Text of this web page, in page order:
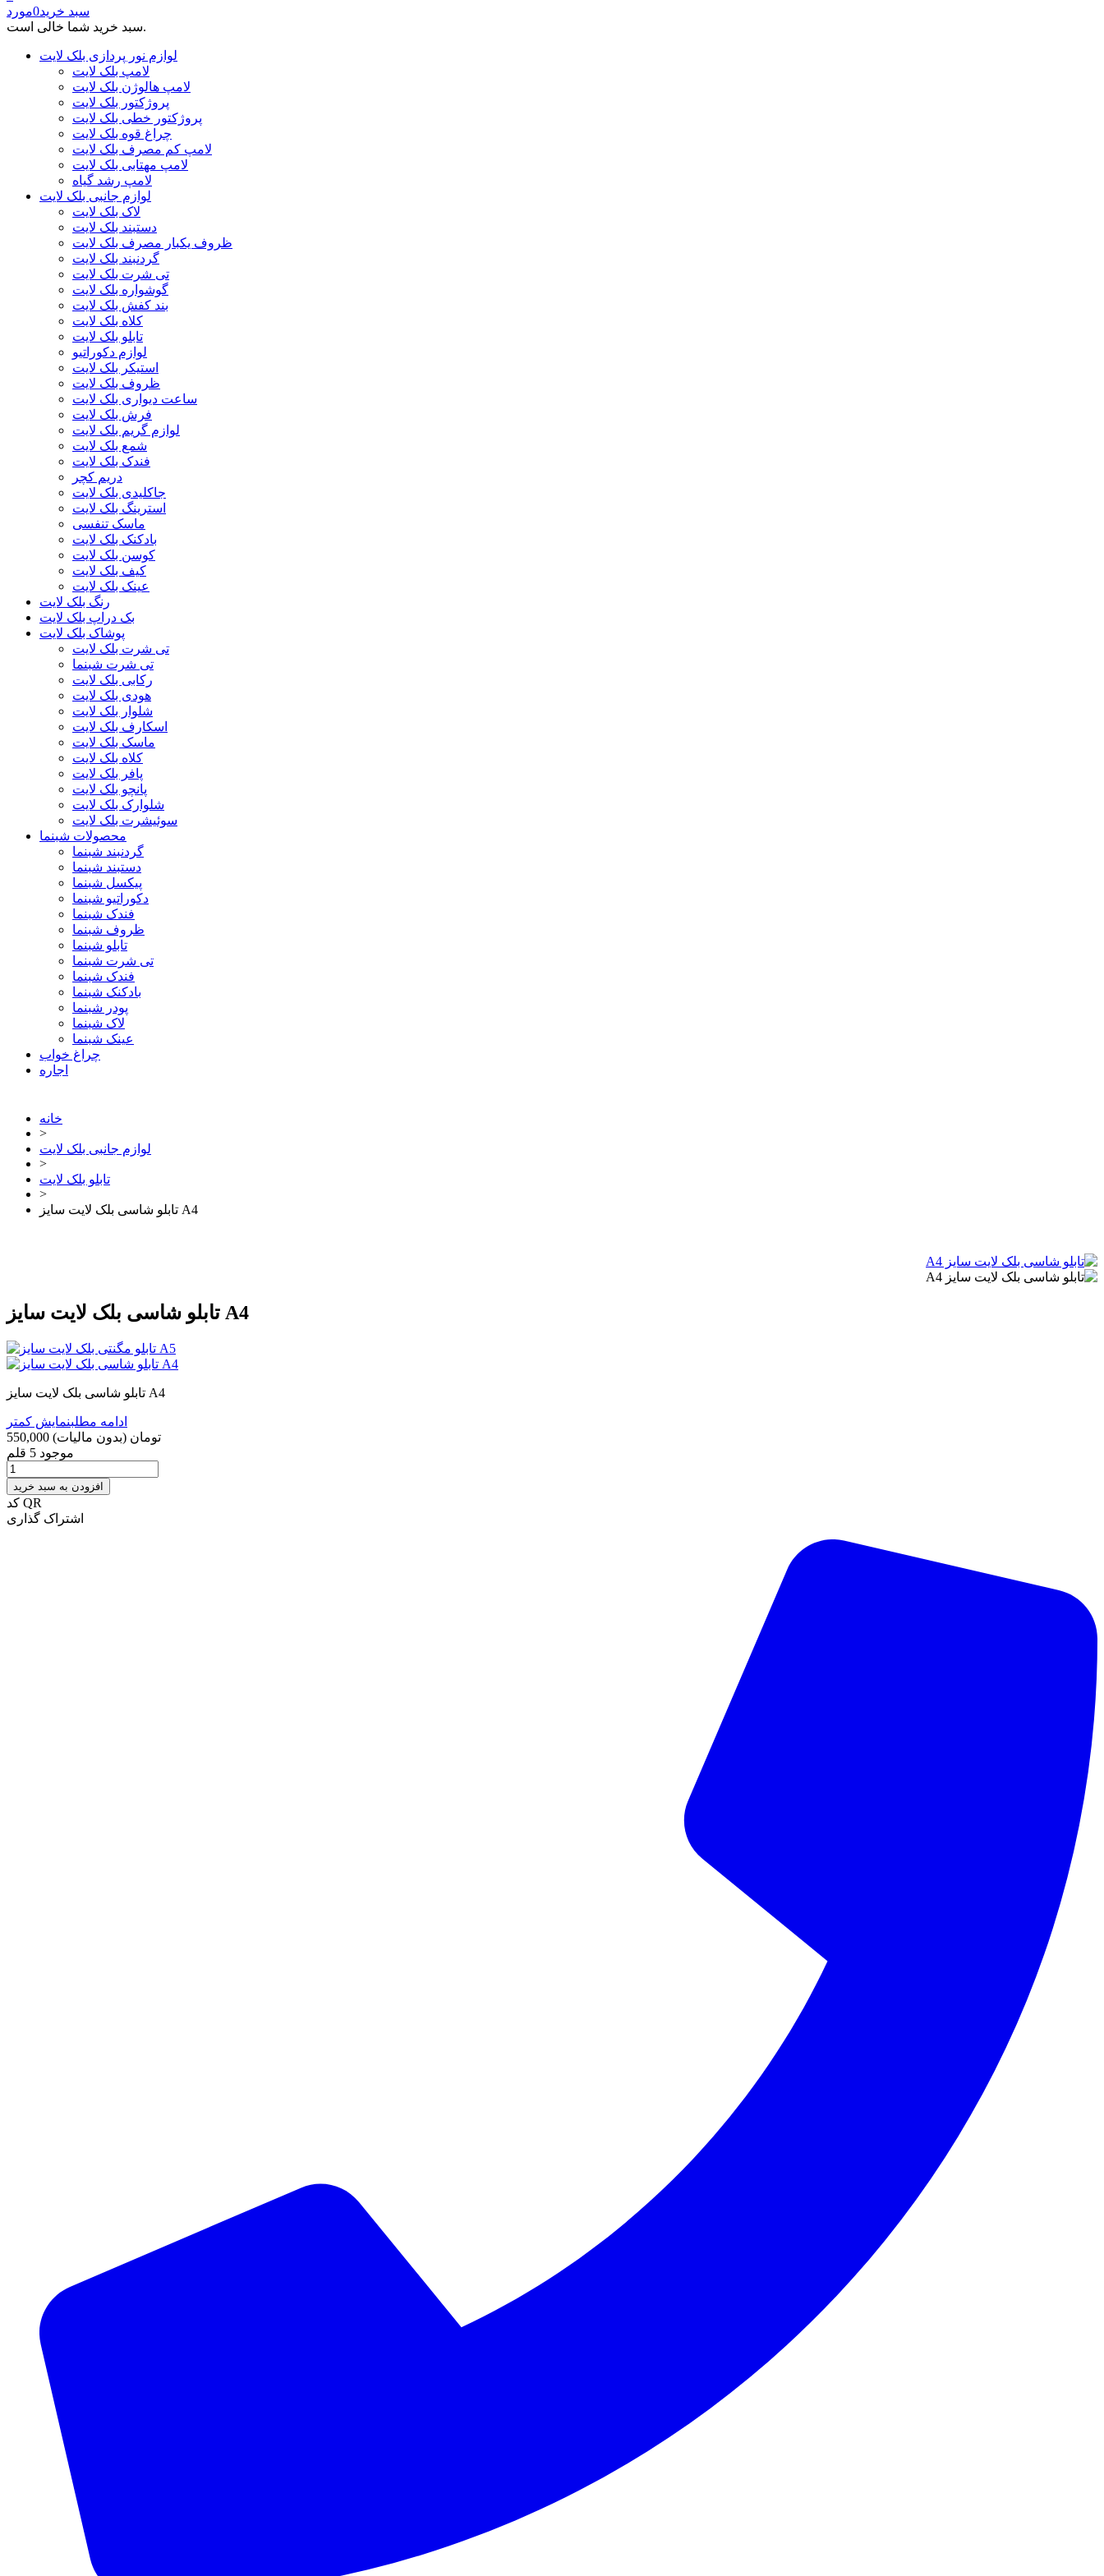
سبد خرید0مورد
سبد خرید شما خالی است.
لوازم نور پردازی بلک لایت
لامپ بلک لایت
لامپ هالوژن بلک لایت
پروژکتور بلک لایت
پروژکتور خطی بلک لایت
چراغ قوه بلک لایت
لامپ کم مصرف بلک لایت
لامپ مهتابی بلک لایت
لامپ رشد گیاه
لوازم جانبی بلک لایت
لاک بلک لایت
دستبند بلک لایت
ظروف یکبار مصرف بلک لایت
گردنبند بلک لایت
تی شرت بلک لایت
گوشواره بلک لایت
بند کفش بلک لایت
کلاه بلک لایت
تابلو بلک لایت
لوازم دکوراتیو
استیکر بلک لایت
ظروف بلک لایت
ساعت دیواری بلک لایت
فرش بلک لایت
لوازم گریم بلک لایت
شمع بلک لایت
فندک بلک لایت
دریم کچر
جاکلیدی بلک لایت
استرینگ بلک لایت
ماسک تنفسی
بادکنک بلک لایت
کوسن بلک لایت
کیف بلک لایت
عینک بلک لایت
رنگ بلک لایت
بک دراپ بلک لایت
پوشاک بلک لایت
تی شرت بلک لایت
تی شرت شبنما
رکابی بلک لایت
هودی بلک لایت
شلوار بلک لایت
اسکارف بلک لایت
ماسک بلک لایت
کلاه بلک لایت
پافر بلک لایت
پانچو بلک لایت
شلوارک بلک لایت
سوئیشرت بلک لایت
محصولات شبنما
گردنبند شبنما
دستبند شبنما
پیکسل شبنما
دکوراتیو شبنما
فندک شبنما
ظروف شبنما
تابلو شبنما
تی شرت شبنما
فندک شبنما
بادکنک شبنما
پودر شبنما
لاک شبنما
عینک شبنما
چراغ خواب
اجاره
خانه
>
لوازم جانبی بلک لایت
>
تابلو بلک لایت
>
تابلو شاسی بلک لایت سایز A4
تابلو شاسی بلک لایت سایز A4
تابلو شاسی بلک لایت سایز A4
ادامه مطلبنمایش کمتر
550,000 تومان (بدون مالیات)
موجود 5 قلم
افزودن به سبد خرید
کد QR
اشتراک گذاری